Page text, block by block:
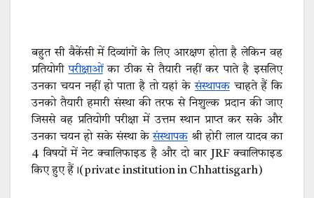
बहुत सी वैकेंसी में दिव्यांगों के लिए आरक्षण होता है लेकिन वह
प्रतियोगीपरीक्षाओंका ठीक से तैयारी नहीं कर पाते है इसलिए
उनका चयन नहीं हो पाता है तो यहां केसंस्थापकचाहते हैं कि
उनको तैयारी हमारी संस्था की तरफ से निशुल्क प्रदान की जाए
जिससे वह प्रतियोगी परीक्षा में उत्तम स्थान प्राप्त कर सके और
उनका चयन हो सके संस्था केसंस्थापक श्री होरी लाल यादव का
4 विषयों में नेट क्वालिफाइड है और दो बार JRF क्वालिफाइड
किए हुए हैं।(private institution in Chhattisgarh)